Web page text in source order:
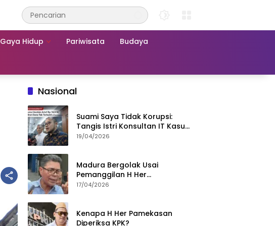
Gaya Hidup Pariwisata Budaya
Nasional
Suami Saya Tidak Korupsi:
Tangis Istri Konsultan IT Kasus
Nadiem Dituntut 22,5 Tahun
19/04/2026
Madura Bergolak Usai
Pemanggilan H Her
Pamekasan, Faizal Assegaf
17/04/2026
Kenapa H Her Pamekasan
Diperiksa KPK?